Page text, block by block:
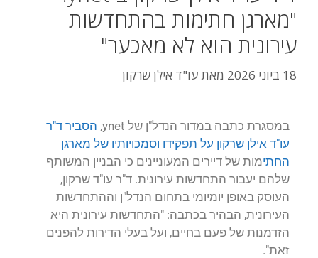
"מארגן חתימות בהתחדשות
עירונית הוא לא מאכער"
18 ביוני 2026 מאתעו"ד אילן שרקון
במסגרת כתבה במדור הנדל"ן של ynet,
הסביר ד"ר
עו"ד אילן שרקון על תפקידו וסמכויותיו של מארגן
החתימות של דיירים המעוניינים כי הבניין המשותף
שלהם יעבור התחדשות עירונית. ד"ר עו"ד שרקון,
העוסק באופן יומיומי בתחום הנדל"ן וההתחדשות
העירונית, הבהיר בכתבה: "התחדשות עירונית היא
הזדמנות של פעם בחיים, ועל בעלי הדירות להפנים
זאת".